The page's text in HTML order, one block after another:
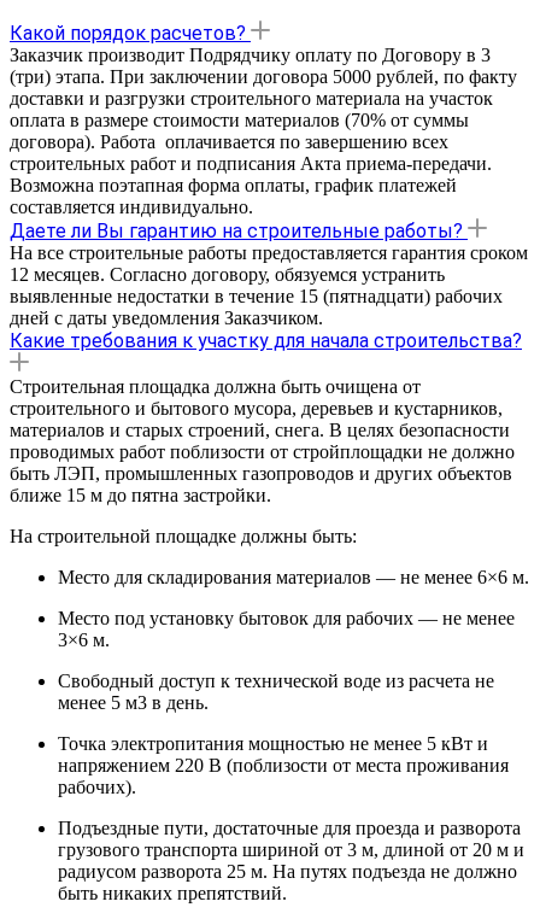
Какой порядок расчетов?
Заказчик производит Подрядчику оплату по Договору в 3
(три) этапа. При заключении договора 5000 рублей, по факту
доставки и разгрузки строительного материала на участок
оплата в размере стоимости материалов (70% от суммы
договора). Работа оплачивается по завершению всех
строительных работ и подписания Акта приема-передачи.
Возможна поэтапная форма оплаты, график платежей
составляется индивидуально.
Даете ли Вы гарантию на строительные работы?
На все строительные работы предоставляется гарантия cроком
12 месяцев. Согласно договору, обязуемся устранить
выявленные недостатки в течение 15 (пятнадцати) рабочих
дней с даты уведомления Заказчиком.
Какие требования к участку для начала строительства?
Строительная площадка должна быть очищена от
строительного и бытового мусора, деревьев и кустарников,
материалов и старых строений, снега. В целях безопасности
проводимых работ поблизости от стройплощадки не должно
быть ЛЭП, промышленных газопроводов и других объектов
ближе 15 м до пятна застройки.
На строительной площадке должны быть:
Место для складирования материалов — не менее 6×6 м.
Место под установку бытовок для рабочих — не менее
3×6 м.
Свободный доступ к технической воде из расчета не
менее 5 м3 в день.
Точка электропитания мощностью не менее 5 кВт и
напряжением 220 В (поблизости от места проживания
рабочих).
Подъездные пути, достаточные для проезда и разворота
грузового транспорта шириной от 3 м, длиной от 20 м и
радиусом разворота 25 м. На путях подъезда не должно
быть никаких препятствий.